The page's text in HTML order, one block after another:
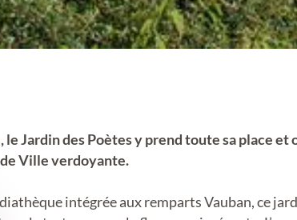
Jardin des Poètes y prend toute sa place et
Ville verdoyante.
intégrée aux remparts Vauban, ce